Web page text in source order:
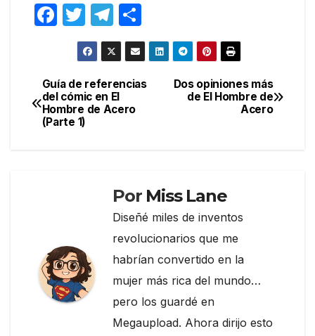
F
e
b
o
T
w
itt
er
T
el
e
gr
a
o
m
p
Navegación
de
Dos opiniones más
de El Hombre de
Acero
Guía de referencias
del cómic en El
Hombre de Acero
(Parte 1)
Por Miss Lane
Diseñé miles de inventos
revolucionarios que me
habrían convertido en la
mujer más rica del mundo…
pero los guardé en
Megaupload. Ahora dirijo esto